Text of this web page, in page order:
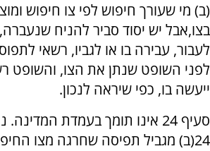
(ב) מי שעורך חיפוש לפי צו חיפוש
בצו,אבל יש יסוד סביר להניח
לעבור, עבירה בו או לגביו, רשאי
לפני השופט שנתן את הצו, והשופט
ייעשה בו, כפי שיראה לנכון.
סעיף 24 אינו תומך בעמדת
24(ב) מגביל תפיסה שחרגה מצו